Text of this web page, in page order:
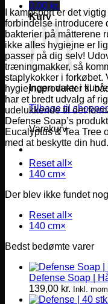
0,00 kr.
Kurv
Ingen varer i
Tilbage til
Varekurv
I kampsport er det
forbindelse introducere
bakterier på måtterene
ikke alles hygiejne er
passer på dig selv!
træningmakker, så
staplykokker i forkøbet.
hygiejneprodukter til
har et bredt udvalg af
udelukkende til det
Defense Soap’s
Eucalyptus & Tea Tree
med at beskytte din hud.
Reset all ×
140 cm×
Der blev ikke fundet
Reset all ×
140 cm×
Bedst bedømte varer
Defense Soap |
139,00 kr. Inkl.